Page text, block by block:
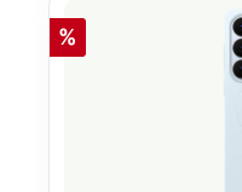
Korting
%